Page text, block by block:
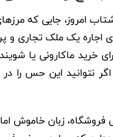
امروز، جایی که
اجاره یک ملک تجاری
خرید ماکارونی یا
نتوانید این حس را در
فروشگاه، زبان خاموش